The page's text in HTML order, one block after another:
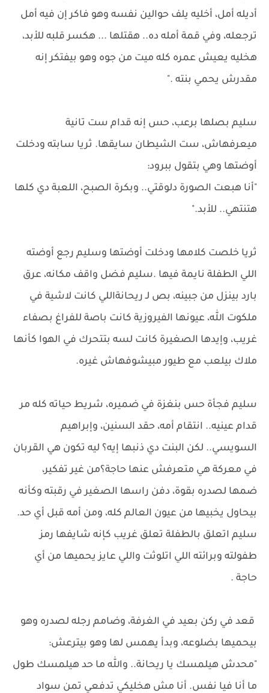
أديله أمل، أخليه يلف حوالين نفسه وهو فاكر إن فيه أمل
ترجعله، وفي قمة أمله ده.. هقتلها ... هكسر قلبه للأبد،
هخليه يعيش عمره كله ميت من جوه وهو بيفتكر إنه
مقدرش يحمي بنته ."
سليم بصلها برعب، حس إنه قدام ست تانية
ميعرفهاش، ست الشيطان سايقها. ثريا سابته ودخلت
أوضتها وهي بتقول ببرود:
"أنا هبعت الصورة دلوقتي.. وبكرة الصبح، اللعبة دي كلها
هتنتهي.. للأبد."
ثريا خلصت كلامها ودخلت أوضتها وسليم رجع أوضته
اللي الطفلة نايمة فيها .سليم فضل واقف مكانه، عرق
بارد بينزل من جبينه، بص لـ ريحانةاللي كانت لاشية في
ملكوت الله، عيونها الفيروزية كانت باصة للفراغ بصفاء
غريب، وإيدها الصغيرة كانت لسه بتتحرك في الهوا كأنها
ملاك بيلعب مع طيور مبيشوفهاش غيره.
سليم فجأة حس بنغزة في ضميره، شريط حياته كله مر
قدام عينيه.. انتقام أمه، حقد السنين، وإبراهيم
السويسي.. لكن البنت دي ذنبها إيه؟ ليه تكون هي القربان
في معركة هي متعرفش عنها حاجة؟من غير تفكير،
ضمها لصدره بقوة، دفن راسها الصغير في رقبته وكأنه
بيحاول يخبيها من عيون العالم كله، ومن أمه قبل أي حد.
سليم اتعلق بالطفلة تعلق غريب كإنه شايفها رمز
طفولته وبرائته اللي اتلوثت واللي عايز يحميها من أي
حاجة .
قعد في ركن بعيد في الغرفة، وضامم رجله لصدره وهو
بيحميها بضلوعه، وبدأ يهمس لها وهو بيترعش:
"محدش هيلمسك يا ريحانة.. والله ما حد هيلمسك طول
ما أنا فيا نفس. أنا مش هخليكي تدفعي تمن سواد